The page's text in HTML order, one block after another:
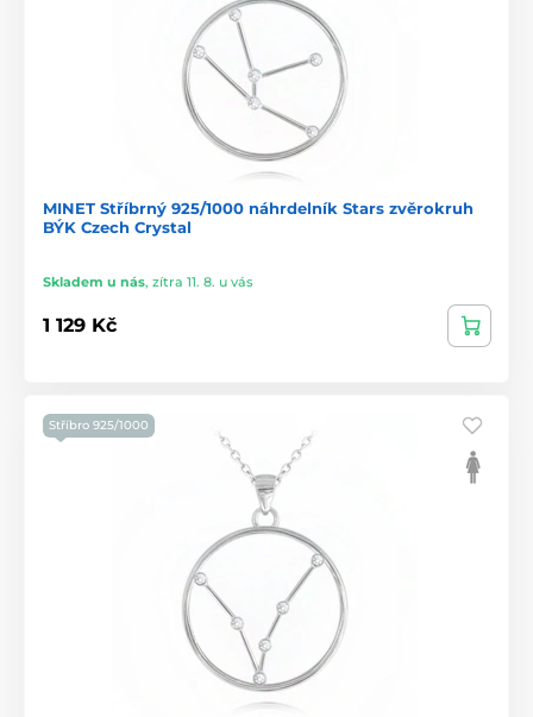
MINET Stříbrný 925/1000 náhrdelník Stars zvěrokruh
BÝK Czech Crystal
Skladem u nás, zítra 11. 8. u vás
1 129 Kč
Stříbro 925/1000